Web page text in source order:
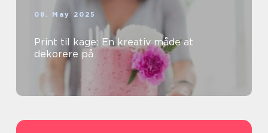
08. May 2025
Print til kage: En kreativ måde at
dekorere på